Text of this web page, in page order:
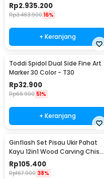
- TZ20002MG
Rp2.935.200
Rp3.483.900 16%
+ Keranjang
Toddi Spidol Dual Side Fine Art
Marker 30 Color - T30
Rp32.900
Rp66.900 51%
+ Keranjang
Ginflash Set Pisau Ukir Pahat
Kayu 12in1 Wood Carving Chisel
Knife - OE12
Rp105.400
Rp167.900 38%